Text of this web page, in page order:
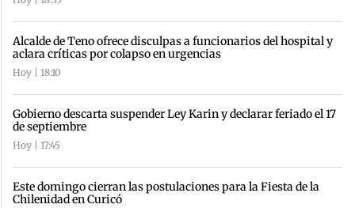
Alcalde de Teno ofrece disculpas a funcionarios del hospital y
aclara críticas por colapso en urgencias
Hoy | 18:10
Gobierno descarta suspender Ley Karin y declarar feriado el 17
de septiembre
Hoy | 17:45
Este domingo cierran las postulaciones para la Fiesta de la
Chilenidad en Curicó